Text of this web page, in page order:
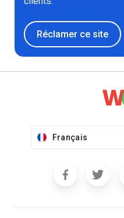
Réclamer ce site
Français